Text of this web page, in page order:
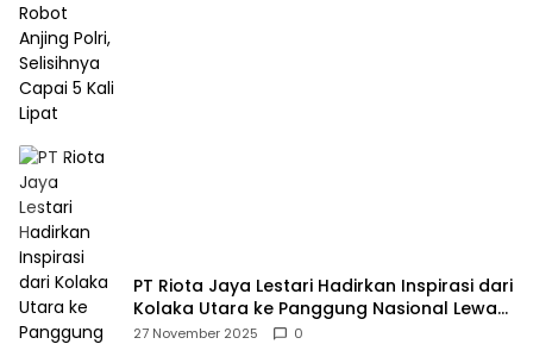
PT Riota Jaya Lestari Hadirkan Inspirasi dari
Kolaka Utara ke Panggung Nasional Lewat
Dua Penghargaan Bergengsi
27 November 2025 0